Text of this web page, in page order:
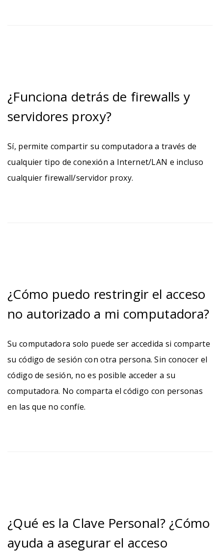
¿Funciona detrás de firewalls y
servidores proxy?
Sí, permite compartir su computadora a través de
cualquier tipo de conexión a Internet/LAN e incluso
cualquier firewall/servidor proxy.
¿Cómo puedo restringir el acceso
no autorizado a mi computadora?
Su computadora solo puede ser accedida si comparte
su código de sesión con otra persona. Sin conocer el
código de sesión, no es posible acceder a su
computadora. No comparta el código con personas
en las que no confíe.
¿Qué es la Clave Personal? ¿Cómo
ayuda a asegurar el acceso